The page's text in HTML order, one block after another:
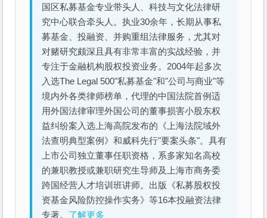
国区私募基金专业带头人、科技与文化法律研
究中心联合牵头人。执业30余年，长期从事私
募基金、投融资、并购重组法律服务，尤其对
对赌研究颇深且具有非常丰富的实战经验，并
专注于金融机构股权投资业务。2004年起多次
入选The Legal 500"私募基金"和"公司与商业"等
境内外各类律师榜单，代理的中国法院首例适
用外国法律审理外国公司的董事损害小股东权
益纠纷案入选上海高院发布的《上海法院域外
法查明典型案例》和威科先行"要案头条"。具有
上市公司独立董事任职资格，系多家知名高校
的兼职教授或兼职研究生导师及上海市商务委
跨国经营人才培训班讲师。出版《私募股权投
资基金风险防控操作实务》等16本投融资法律
专著。 了解更多